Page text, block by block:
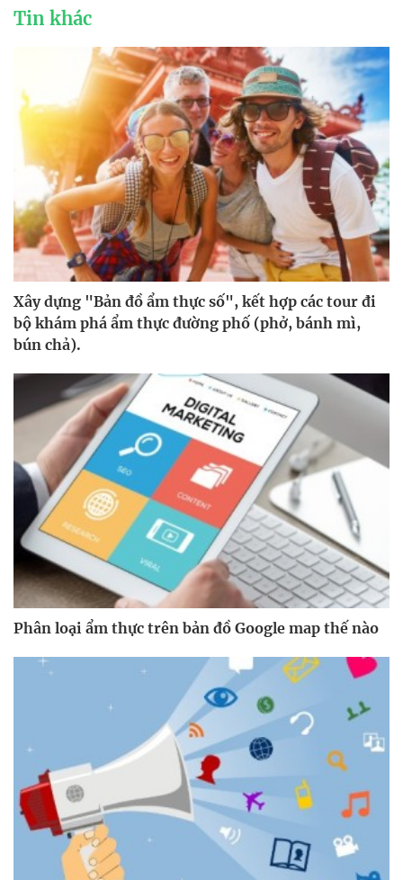
Tin khác
Xây dựng "Bản đồ ẩm thực số", kết hợp các tour đi
bộ khám phá ẩm thực đường phố (phở, bánh mì,
bún chả).
Phân loại ẩm thực trên bản đồ Google map thế nào